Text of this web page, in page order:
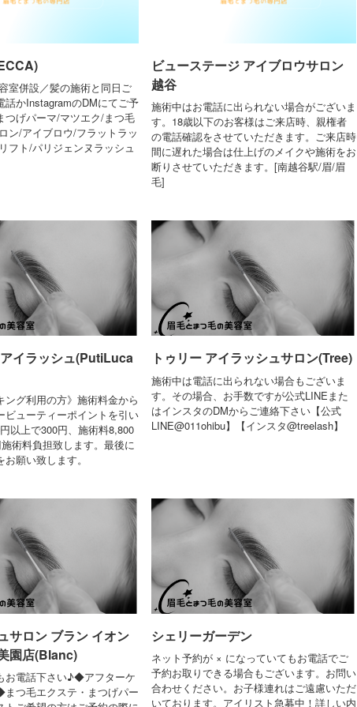
室併設／髪の施術と同日ご
話かInstagramのDMにてご予
つげパーマ/マツエク/まつ毛
ン/アイブロウ/フラットラッ
フト/パリジェンヌラッシュ
ビューステージ アイブロウサロン
越谷
施術中はお電話に出られない場合がございま
す。18歳以下のお客様はご来店時、親権者
の電話確認をさせていただきます。ご来店時
間に遅れた場合は仕上げのメイクや施術をお
断りさせていただきます。[南越谷駅/眉/眉
毛]
イラッシュ(PutiLuca
ング利用の方》施術料金から
ビューティーポイントを引い
以上で300円、施術料8,800
術料負担致します。最後に
願い致します。
トゥリー アイラッシュサロン(Tree)
施術中は電話に出られない場合もございま
す。その場合、お手数ですが公式LINEまた
はインスタのDMからご連絡下さい【公式
LINE@011ohibu】【インスタ@treelash】
サロン ブラン イオン
園店(Blanc)
お電話下さい♪◆アフターケ
つ毛エクステ・まつげパー
シェリーガーデン
ネット予約が × になっていてもお電話でご
予約お取りできる場合もございます。お問い
合わせください。お子様連れはご遠慮いただ
いております。アイリスト急募中！詳しい内